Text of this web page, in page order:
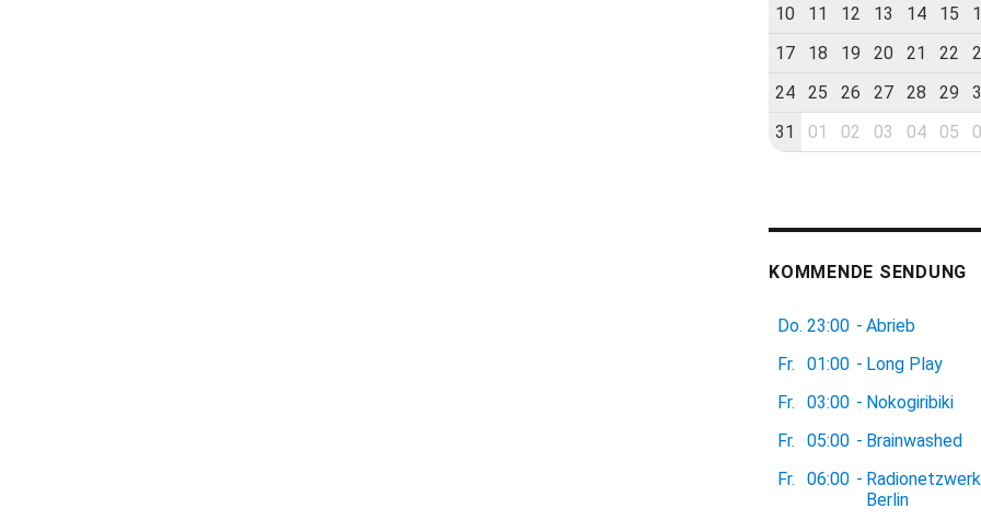
10
11 12 13 14 15
17
18 19 20 21 22
24
25 26 27 28 29
31
01 02 03 04 05
KOMMENDE SENDUNG
Do. 23:00 - Abrieb
Fr.
01:00 - Long Play
Fr.
03:00 - Nokogiribiki
Fr.
05:00 - Brainwashed
Fr.
06:00 - Radionetzwerk
Berlin